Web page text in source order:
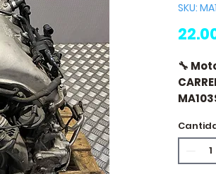
SKU:
🔧
🏷️
🔖